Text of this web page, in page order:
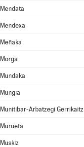
Mendata
Mendexa
Meñaka
Morga
Mundaka
Mungia
Munitibar-Arbatzegi Gerrikaitz
Murueta
Muskiz